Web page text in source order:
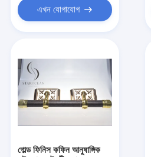
আমাদের সম্পর্কে
এখন যোগাযোগ
গোল্ড ফিনিস কফিন আনুষাঙ্গিক